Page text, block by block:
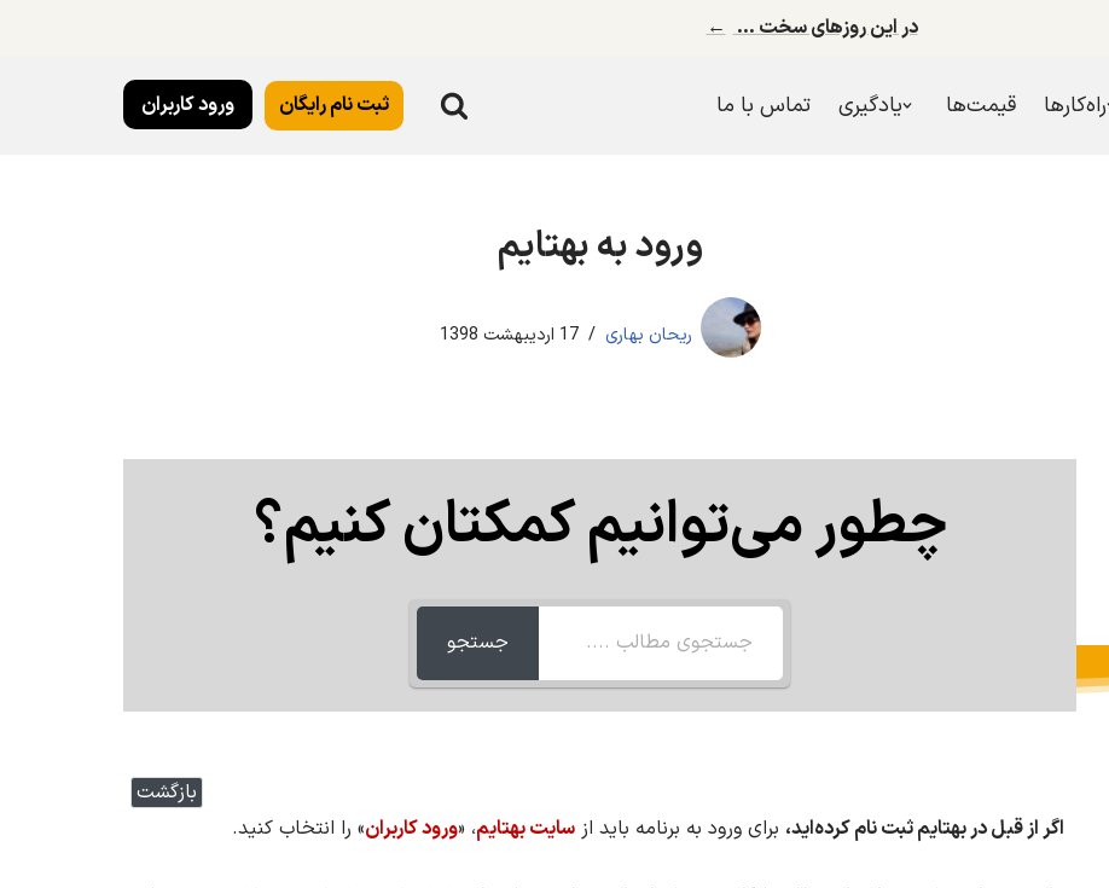
در این روزهای سخت … ←
راه‌کارها قیمت‌ها یادگیری تماس با ما ثبت نام رایگان ورود کاربران
ورود به بهتایم
ریحان بهاری 17 اردیبهشت 1398
چطور می‌توانیم کمکتان کنیم؟
جستجو
بازگشت
اگر از قبل در بهتایم ثبت نام کرده‌اید، برای ورود به برنامه باید از سایت بهتایم، «ورود کاربران» را انتخاب کنید.